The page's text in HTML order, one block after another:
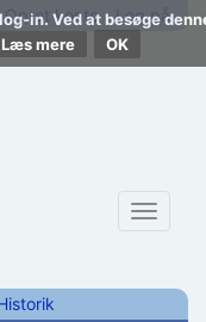
in. Ved at besøge
Læs mere
Opret konto Log på
Toggle